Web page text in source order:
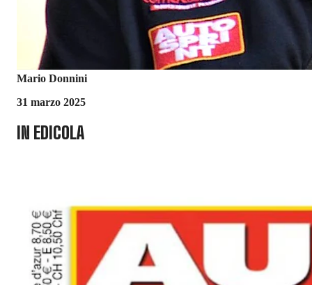
Mario Donnini
31 marzo 2025
IN EDICOLA